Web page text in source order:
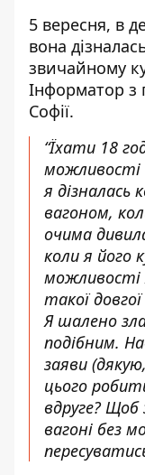
5 вересня, в
вона
звичайному
Інформатор з
Софії.
“Їхати 18
можливості
я дізналась
вагоном,
очима
коли я його
можливості
такої
Я шалено
подібним.
заяви
цього
вдруге?
вагоні без